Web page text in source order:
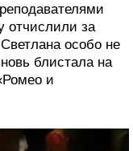
отчислили за
особо не
блистала на
и